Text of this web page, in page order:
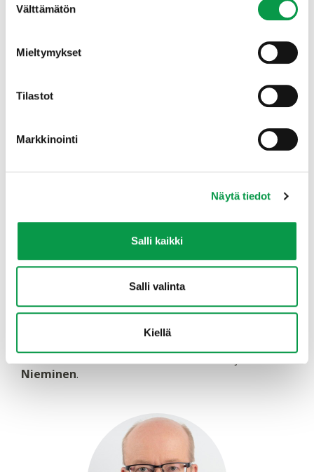
valinta
Välttämätön
Mieltymykset
Tilastot
Markkinointi
Näytä tiedot
Salli kaikki
Salli valinta
Kiellä
Suositukset perustuvat tutkimustietoon ja käytännön
laadittu yhteistyössä metsä-, ympäristö- ja ilmastoalan
tutkijoiden, asiantuntijoiden ja tiedon käyttäjien kanssa.
Työtä koordinoi Tapio maa- ja metsätalousministeriön
tilauksesta.
Tilaisuudesta antaa tarvittaessa lisätietojaAri
Nieminen.